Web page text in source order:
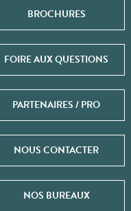
BROCHURES
FOIRE AUX QUESTIONS
PARTENAIRES / PRO
NOUS CONTACTER
NOS BUREAUX